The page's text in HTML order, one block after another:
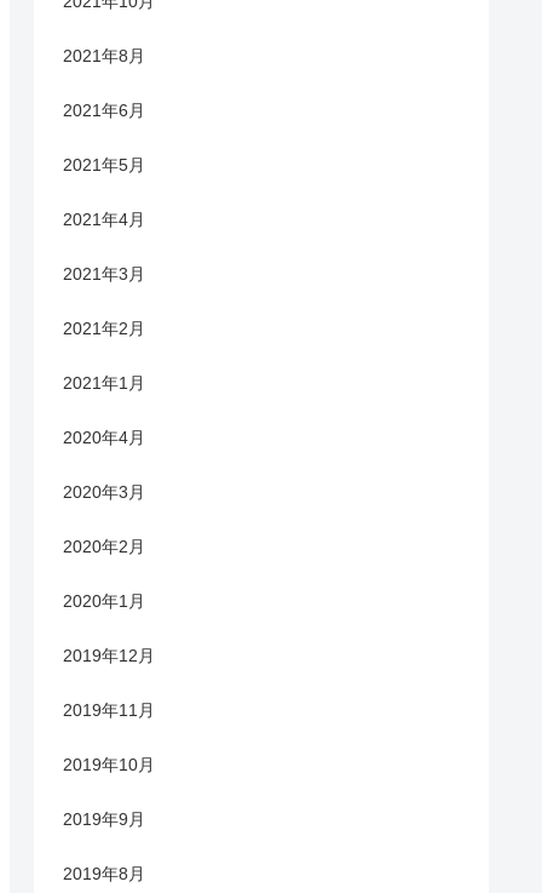
2021年8月
2021年6月
2021年5月
2021年4月
2021年3月
2021年2月
2021年1月
2020年4月
2020年3月
2020年2月
2020年1月
2019年12月
2019年11月
2019年10月
2019年9月
2019年8月